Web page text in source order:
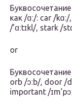
как /ɑː/: car /
/’ɑːtɪkl/, stark /
or
orb /ɔːb/, door /
important /